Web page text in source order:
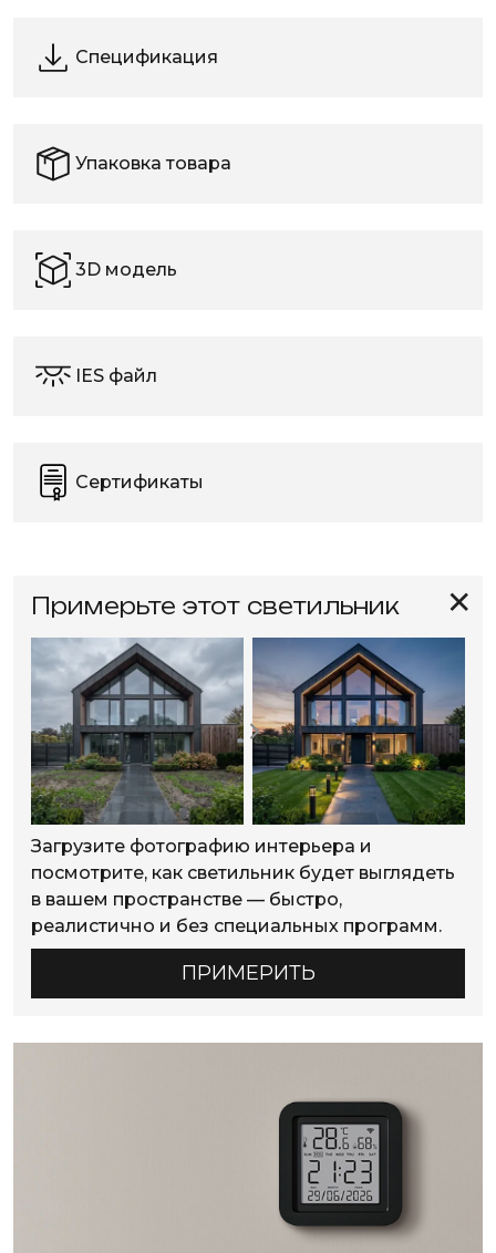
Спецификация
Упаковка товара
3D модель
IES файл
Сертификаты
✕
Примерьте этот светильник
Загрузите фотографию интерьера и
посмотрите, как светильник будет выглядеть
в вашем пространстве — быстро,
реалистично и без специальных программ.
ПРИМЕРИТЬ